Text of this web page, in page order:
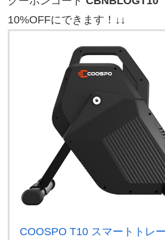
10%OFFにできます！↓↓
COOSPO T10 スマートトレ